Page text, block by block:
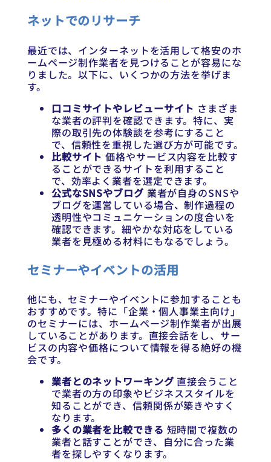
ネットでのリサーチ
最近では、インターネットを活用して格安のホ
ームページ制作業者を見つけることが容易にな
りました。以下に、いくつかの方法を挙げま
す。
口コミサイトやレビューサイト さまざま
な業者の評判を確認できます。特に、実
際の取引先の体験談を参考にすること
で、信頼性を重視した選び方が可能です。
比較サイト 価格やサービス内容を比較す
ることができるサイトを利用すること
で、効率よく業者を選定できます。
公式なSNSやブログ業者が自身のSNSや
ブログを運営している場合、制作過程の
透明性やコミュニケーションの度合いを
確認できます。細やかな対応をしている
業者を見極める材料にもなるでしょう。
セミナーやイベントの活用
他にも、セミナーやイベントに参加することも
おすすめです。特に「企業・個人事業主向け」
のセミナーには、ホームページ制作業者が出展
していることがあります。直接会話をし、サー
ビスの内容や価格について情報を得る絶好の機
会です。
業者とのネットワーキング直接会うこと
で業者の方の印象やビジネススタイルを
知ることができ、信頼関係が築きやすく
なります。
多くの業者を比較できる 短時間で複数の
業者と話すことができ、自分に合った業
者を探しやすくなります。